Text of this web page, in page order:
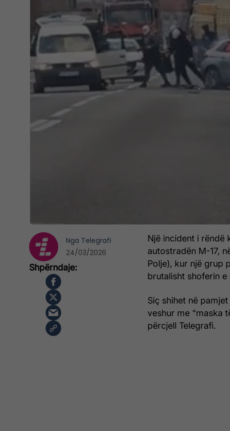
Një incident i rëndë
autostradën M-17,
Polje), kur një grup
brutalisht shoferin e
Siç shihet në
veshur me “maska
përcjell Telegrafi.
Nga Telegrafi
24/03/2026